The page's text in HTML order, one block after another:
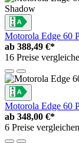
Motorola Edge 60
ab 388,49 €*
16 Preise
Motorola Edge 60
ab 348,00 €*
6 Preise vergleichen